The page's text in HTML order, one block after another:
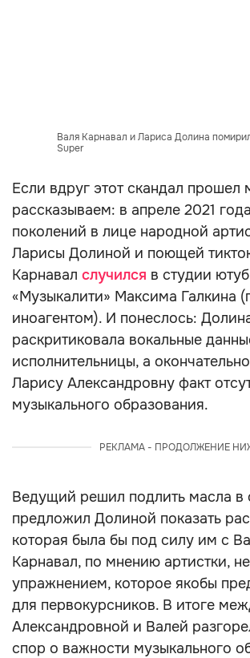
Валя Карнавал и Лариса Долина
Super
Если вдруг этот скандал прошел
рассказываем: в апреле 2021
поколений в лице народной
Ларисы Долиной и поющей
Карнавал случился в студии
«Музыкалити» Максима Галкина
иноагентом). И понеслось:
раскритиковала вокальные
исполнительницы, а
Ларису Александровну факт
музыкального образования.
РЕКЛАМА - ПРОДОЛЖЕНИЕ
Ведущий решил подлить масла в
предложил Долиной показать
которая была бы под силу им с
Карнавал, по мнению артистки,
упражнением, которое якобы
для первокурсников. В итоге
Александровной и Валей
спор о важности музыкального